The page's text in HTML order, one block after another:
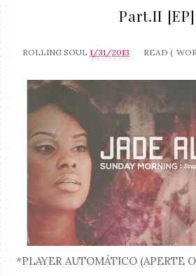
Part.II [EP]
ROLLING SOUL 1/31/2013 READ (
*PLAYER AUTOMÁTICO (APERTE